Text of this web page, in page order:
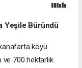
Yeşile Büründü
köyü
ve 700 hektarlık